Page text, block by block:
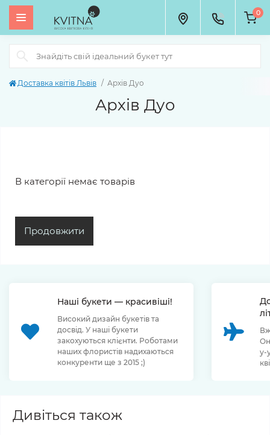
0
Доставка квітів Львів Архів Дуо
Архів Дуо
В категорії немає товарів
Продовжити
Наші букети — красивіші!
Високий дизайн букетів та
досвід. У наші букети
закохуються клієнти. Роботами
наших флористів надихаються
конкуренти ще з 2015 ;)
у-
Дивіться також